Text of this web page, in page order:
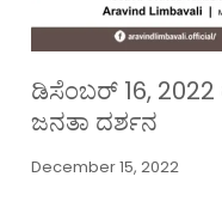
ಡಿಸೆಂಬರ್ 16, 2022
ಜನತಾ ದರ್ಶನ
December 15, 2022